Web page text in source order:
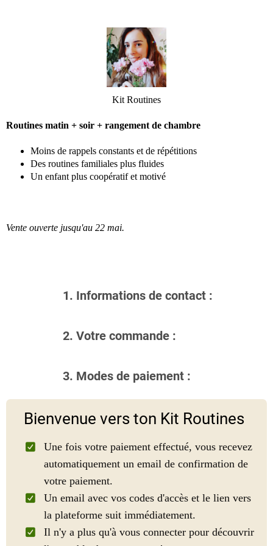
Kit Routines
Routines matin + soir + rangement de chambre
Moins de rappels constants et de répétitions
Des routines familiales plus fluides
Un enfant plus coopératif et motivé
Vente ouverte jusqu'au 22 mai.
1. Informations de contact :
2. Votre commande :
3. Modes de paiement :
Bienvenue vers ton Kit Routines
Une fois votre paiement effectué, vous recevez
automatiquement un email de confirmation de
votre paiement.
Un email avec vos codes d'accès et le lien vers
la plateforme suit immédiatement.
Il n'y a plus qu'à vous connecter pour découvrir